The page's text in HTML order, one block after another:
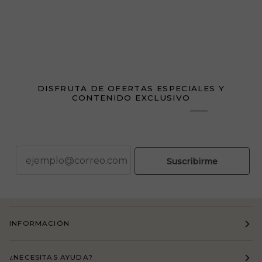
DISFRUTA DE OFERTAS ESPECIALES Y
CONTENIDO EXCLUSIVO
Suscribirme
INFORMACIÓN
¿NECESITAS AYUDA?